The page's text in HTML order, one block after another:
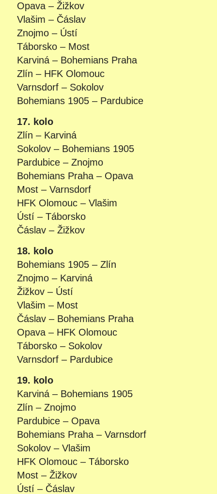
Opava – Žižkov
Vlašim – Čáslav
Znojmo – Ústí
Táborsko – Most
Karviná – Bohemians Praha
Zlín – HFK Olomouc
Varnsdorf – Sokolov
Bohemians 1905 – Pardubice
17. kolo
Zlín – Karviná
Sokolov – Bohemians 1905
Pardubice – Znojmo
Bohemians Praha – Opava
Most – Varnsdorf
HFK Olomouc – Vlašim
Ústí – Táborsko
Čáslav – Žižkov
18. kolo
Bohemians 1905 – Zlín
Znojmo – Karviná
Žižkov – Ústí
Vlašim – Most
Čáslav – Bohemians Praha
Opava – HFK Olomouc
Táborsko – Sokolov
Varnsdorf – Pardubice
19. kolo
Karviná – Bohemians 1905
Zlín – Znojmo
Pardubice – Opava
Bohemians Praha – Varnsdorf
Sokolov – Vlašim
HFK Olomouc – Táborsko
Most – Žižkov
Ústí – Čáslav